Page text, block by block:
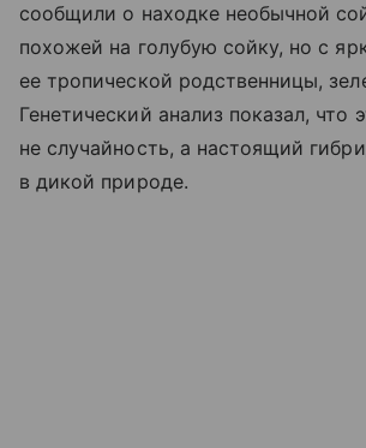
сообщили о находке необычной
похожей на голубую сойку, но с
ее тропической родственницы,
Генетический анализ показал, что
не случайность, а настоящий
в дикой природе.